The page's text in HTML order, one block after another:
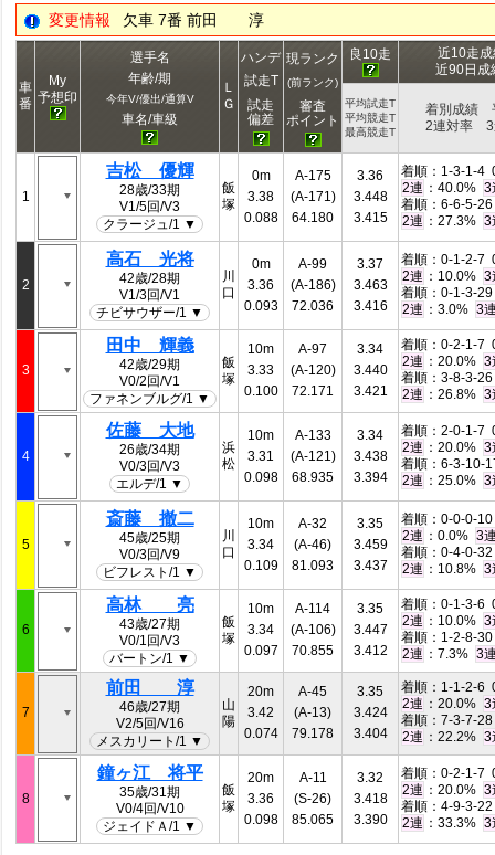
変更情報 欠車 7番 前田 淳
車
番
My
予想印
選手名
年齢/期
今年V/優出/通算V
車名/車級
Ｌ
Ｇ
ハンデ
試走T
試走
偏差
現ランク
(前ランク)
審査
ポイント
良10走
近10走
近90日
平均試走T
平均競走T
最高競走T
着別成績
2連対率 3
1
吉松 優輝
28歳/33期
V1/5回/V3
クラージュ/1 ▼
飯
塚
0m
3.38
0.088
A-175
(A-171)
64.180
3.36
3.448
3.415
着順：1-3-1-4
2連 ：40.0% 3
着順：6-6-5-
2連 ：27.3% 3
2
高石 光将
42歳/28期
V1/3回/V1
チビサウザー/1 ▼
川
口
0m
3.36
0.093
A-99
(A-186)
72.036
3.37
3.463
3.416
着順：0-1-2-7
2連 ：10.0% 3
着順：0-1-3-
2連 ：3.0% 3
3
田中 輝義
42歳/29期
V0/2回/V1
ファネンブルグ/1 ▼
飯
塚
10m
3.33
0.100
A-97
(A-120)
72.171
3.34
3.440
3.421
着順：0-2-1-7
2連 ：20.0% 3
着順：3-8-3-
2連 ：26.8% 3
4
佐藤 大地
26歳/34期
V0/3回/V3
エルデ/1 ▼
浜
松
10m
3.31
0.098
A-133
(A-121)
68.935
3.34
3.438
3.394
着順：2-0-1-7
2連 ：20.0% 3
着順：6-3-10-
2連 ：25.0% 3
5
斎藤 撤二
45歳/25期
V0/3回/V9
ビフレスト/1 ▼
川
口
10m
3.34
0.109
A-32
(A-46)
81.093
3.35
3.459
3.437
着順：0-0-0-
2連 ：0.0% 3
着順：0-4-0-
2連 ：10.8% 3
6
高林 亮
43歳/27期
V0/1回/V3
バートン/1 ▼
飯
塚
10m
3.34
0.097
A-114
(A-106)
70.855
3.35
3.447
3.412
着順：0-1-3-6
2連 ：10.0% 3
着順：1-2-8-
2連 ：7.3% 3
7
前田 淳
46歳/27期
V2/5回/V16
メスカリート/1 ▼
山
陽
20m
3.42
0.074
A-45
(A-13)
79.178
3.35
3.424
3.404
着順：1-1-2-6
2連 ：20.0% 3
着順：7-3-7-
2連 ：22.2% 3
8
鐘ヶ江 将平
35歳/31期
V0/4回/V10
ジェイドＡ/1 ▼
飯
塚
20m
3.36
0.098
A-11
(S-26)
85.065
3.32
3.418
3.390
着順：0-2-1-7
2連 ：20.0% 3
着順：4-9-3-
2連 ：33.3% 3